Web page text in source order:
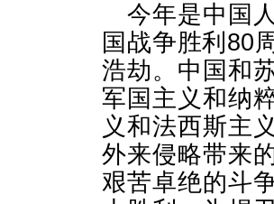
今年是中国
国战争胜利80
浩劫。中国和
军国主义和纳
义和法西斯主
外来侵略带来
艰苦卓绝的斗